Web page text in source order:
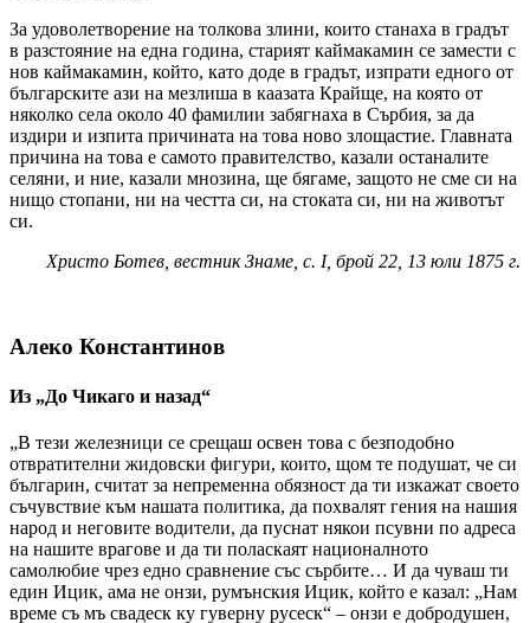
За удоволетворение на толкова злини, които станаха в градът
в разстояние на една година, старият каймакамин се замести с
нов каймакамин, който, като доде в градът, изпрати едного от
българските ази на мезлиша в каазата Крайще, на която от
няколко села около 40 фамилии забягнаха в Сърбия, за да
издири и изпита причината на това ново злощастие. Главната
причина на това е самото правителство, казали останалите
селяни, и ние, казали мнозина, ще бягаме, защото не сме си на
нищо стопани, ни на честта си, на стоката си, ни на животът
си.
Христо Ботев, вестник Знаме, с. I, брой 22, 13 юли 1875 г.
Алеко Константинов
Из „До Чикаго и назад“
„В тези железници се срещаш освен това с безподобно
отвратителни жидовски фигури, които, щом те подушат, че си
българин, считат за непременна обязност да ти изкажат своето
съчувствие към нашата политика, да похвалят гения на нашия
народ и неговите водители, да пуснат някои псувни по адреса
на нашите врагове и да ти поласкаят националното
самолюбие чрез едно сравнение със сърбите… И да чуваш ти
един Ицик, ама не онзи, румънския Ицик, който е казал: „Нам
време съ мъ свадеск ку гуверну русеск“ – онзи е добродушен,